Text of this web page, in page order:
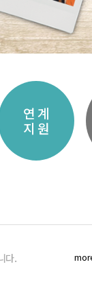
연 계
지 원
다.